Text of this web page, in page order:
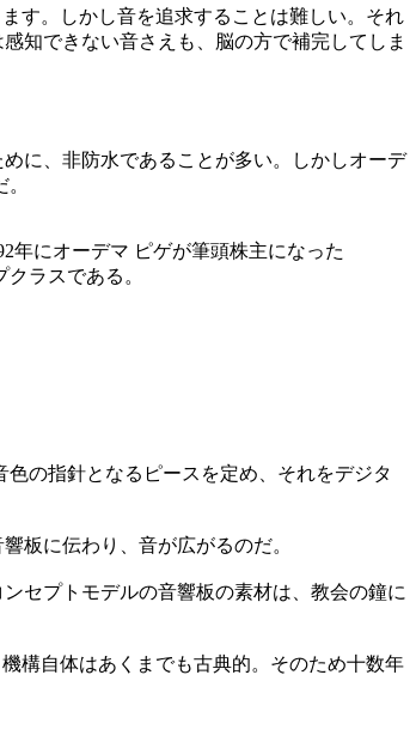
す。しかし音を追求することは難しい。それ
知できない音さえも、脳の方で補完してしま
に、非防水であることが多い。しかしオーデ
年にオーデマ ピゲが筆頭株主になった
ラスである。
の指針となるピースを定め、それをデジタ
板に伝わり、音が広がるのだ。
セプトモデルの音響板の素材は、教会の鐘に
構自体はあくまでも古典的。そのため十数年